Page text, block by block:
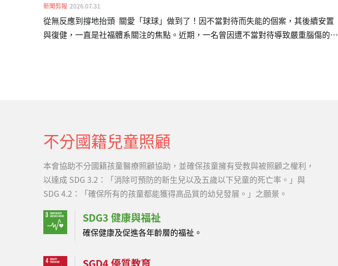
新聞剪報 2026.07.31
從無反應到撐地抬頭 關愛「球球」做到了！因不當對待而失能的個案，其後續安置
與復健，一直是社福體系關注的焦點。近期，一名曾因遭不當對待導致嚴重腦傷的本
不分國籍兒童照顧
本會協助不分國籍孩童醫療照顧協助，並確保孩童擁有受教與被照顧之權利，
以達成 SDG 3.2：「消除可預防的新生兒以及五歲以下兒童的死亡率。」與
SDG 4.2：「確保所有的孩童都能獲得高品質的幼兒發展。」之願景。
SDG3 健康與福祉
確保健康及促進各年齡層的福祉。